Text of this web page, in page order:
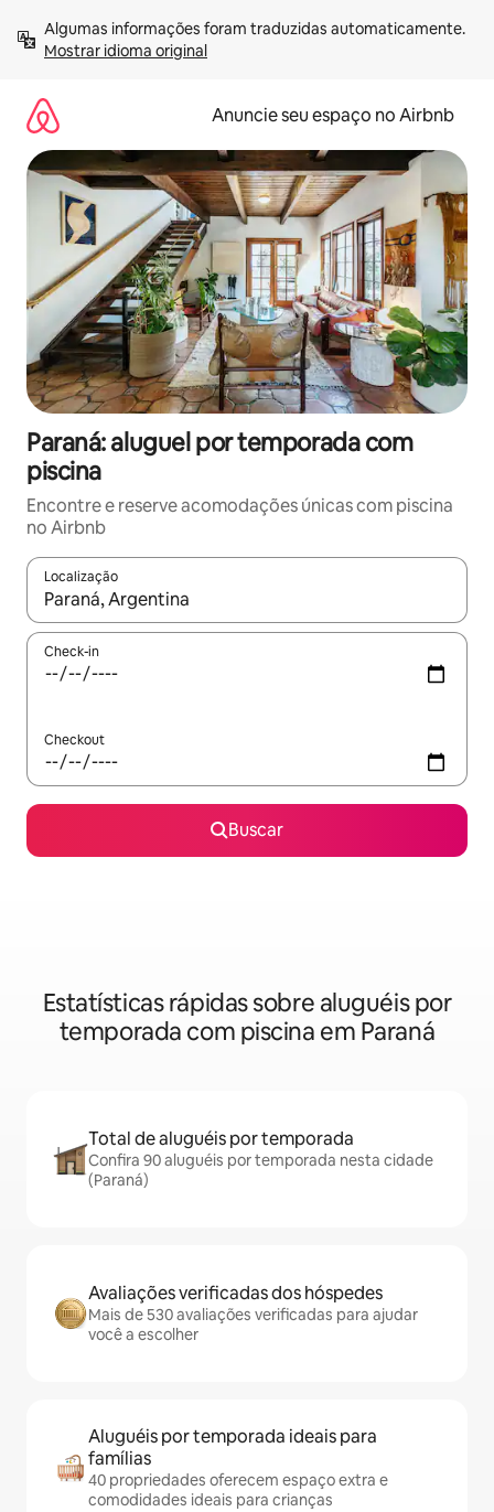
para
Mostrar idioma original
Anuncie seu espaço no Airbnb
Paraná: aluguel por temporada com
piscina
Encontre e reserve acomodações únicas com piscina
no Airbnb
Localização
Quando os resultados estiverem disponíveis, explore-os
Check-in
Checkout
Buscar
Estatísticas rápidas sobre aluguéis por
temporada com piscina em Paraná
Total de aluguéis por temporada
Confira 90 aluguéis por temporada nesta cidade
(Paraná)
Avaliações verificadas dos hóspedes
Mais de 530 avaliações verificadas para ajudar
você a escolher
Aluguéis por temporada ideais para
famílias
40 propriedades oferecem espaço extra e
comodidades ideais para crianças